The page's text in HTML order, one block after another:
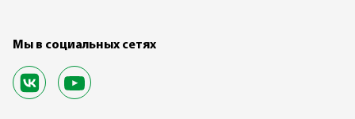
Мы в социальных сетях